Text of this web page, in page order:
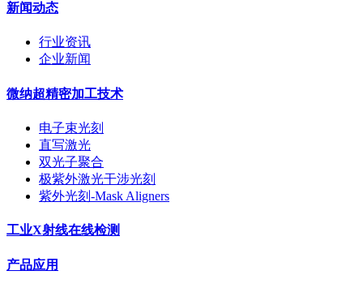
新闻动态
行业资讯
企业新闻
微纳超精密加工技术
电子束光刻
直写激光
双光子聚合
极紫外激光干涉光刻
紫外光刻-Mask Aligners
工业X射线在线检测
产品应用